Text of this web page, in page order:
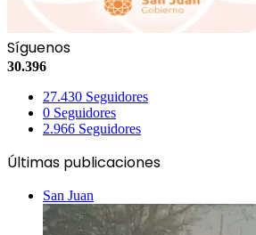
Síguenos
30.396
27.430 Seguidores
0 Seguidores
2.966 Seguidores
Últimas publicaciones
San Juan